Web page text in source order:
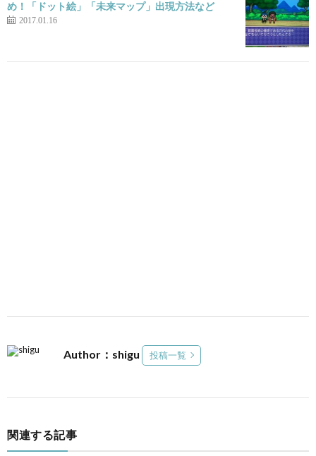
め！「ドット絵」「未来マップ」出現方法など
2017.01.16
Author：shigu 投稿一覧
関連する記事